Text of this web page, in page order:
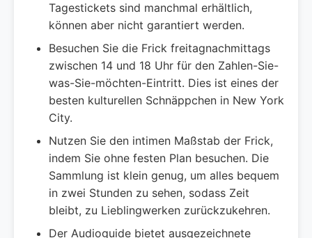
Tagestickets sind manchmal erhältlich,
können aber nicht garantiert werden.
Besuchen Sie die Frick freitagnachmittags
zwischen 14 und 18 Uhr für den Zahlen-Sie-
was-Sie-möchten-Eintritt. Dies ist eines der
besten kulturellen Schnäppchen in New York
City.
Nutzen Sie den intimen Maßstab der Frick,
indem Sie ohne festen Plan besuchen. Die
Sammlung ist klein genug, um alles bequem
in zwei Stunden zu sehen, sodass Zeit
bleibt, zu Lieblingwerken zurückzukehren.
Der Audioguide bietet ausgezeichnete